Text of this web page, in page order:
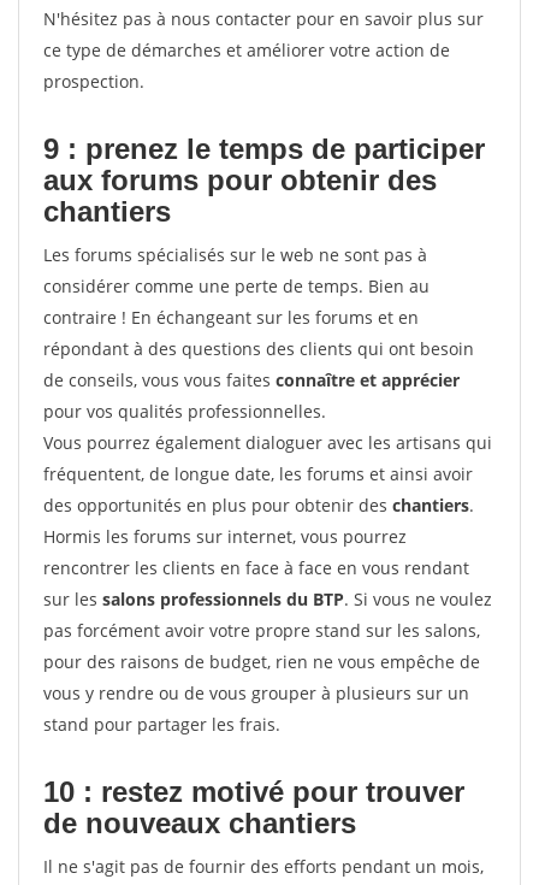
N'hésitez pas à nous contacter pour en savoir plus sur
ce type de démarches et améliorer votre action de
prospection.
9 : prenez le temps de participer
aux forums pour obtenir des
chantiers
Les forums spécialisés sur le web ne sont pas à
considérer comme une perte de temps. Bien au
contraire ! En échangeant sur les forums et en
répondant à des questions des clients qui ont besoin
de conseils, vous vous faites connaître et apprécier
pour vos qualités professionnelles.
Vous pourrez également dialoguer avec les artisans qui
fréquentent, de longue date, les forums et ainsi avoir
des opportunités en plus pour obtenir des chantiers.
Hormis les forums sur internet, vous pourrez
rencontrer les clients en face à face en vous rendant
sur les salons professionnels du BTP. Si vous ne voulez
pas forcément avoir votre propre stand sur les salons,
pour des raisons de budget, rien ne vous empêche de
vous y rendre ou de vous grouper à plusieurs sur un
stand pour partager les frais.
10 : restez motivé pour trouver
de nouveaux chantiers
Il ne s'agit pas de fournir des efforts pendant un mois,